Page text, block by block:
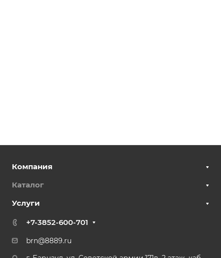
Компания
Каталог
Услуги
+7-3852-600-701
brn@8889.ru